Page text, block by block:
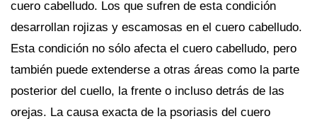
cuero cabelludo. Los que sufren de esta condición
desarrollan rojizas y escamosas en el cuero cabelludo.
Esta condición no sólo afecta el cuero cabelludo, pero
también puede extenderse a otras áreas como la parte
posterior del cuello, la frente o incluso detrás de las
orejas. La causa exacta de la psoriasis del cuero